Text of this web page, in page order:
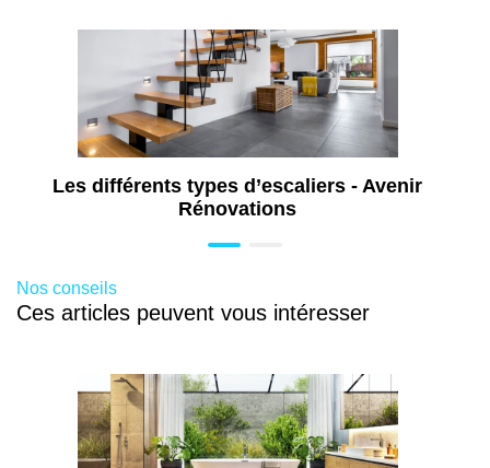
pièce utilisée quotidiennement doit être repensée
Travaux de maçonnerie à Mâcon (71)
Travaux de peinture à Mâcon (71)
Travaux de pose de menuiseries à Mâcon
(71)
Les différents types d’escaliers - Avenir
Rénovations
Nos conseils
Ces articles peuvent vous intéresser